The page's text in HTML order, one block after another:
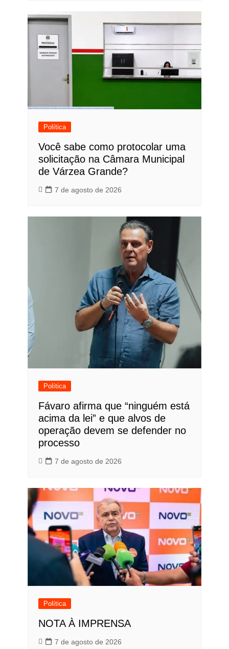
Política
Você sabe como protocolar uma
solicitação na Câmara Municipal
de Várzea Grande?
7 de agosto de 2026
Política
Fávaro afirma que “ninguém está
acima da lei” e que alvos de
operação devem se defender no
processo
7 de agosto de 2026
Política
NOTA À IMPRENSA
7 de agosto de 2026